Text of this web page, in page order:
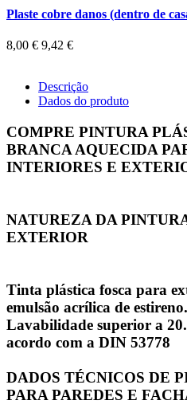
Plaste cobre danos (dentro de
8,00 € 9,42 €
Descrição
Dados do produto
COMPRE PINTURA
BRANCA AQUECIDA
INTERIORES E
NATUREZA DA
EXTERIOR
Tinta plástica fosca para
emulsão acrílica de estireno.
Lavabilidade superior a
acordo com a DIN 53778
DADOS TÉCNICOS DE
PARA PAREDES E